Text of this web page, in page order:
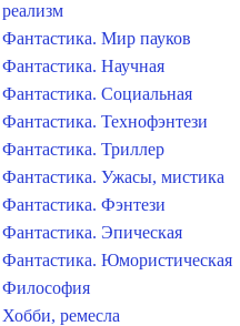
реализм
Фантастика. Мир пауков
Фантастика. Научная
Фантастика. Социальная
Фантастика. Технофэнтези
Фантастика. Триллер
Фантастика. Ужасы, мистика
Фантастика. Фэнтези
Фантастика. Эпическая
Фантастика. Юмористическая
Философия
Хобби, ремесла